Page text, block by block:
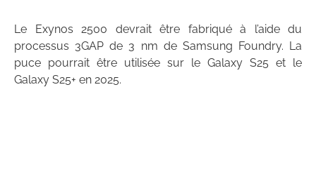
Le Exynos 2500 devrait être fabriqué à l’aide du
processus 3GAP de 3 nm de Samsung Foundry. La
puce pourrait être utilisée sur le Galaxy S25 et le
Galaxy S25+ en 2025.